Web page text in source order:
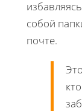
собой
почте.